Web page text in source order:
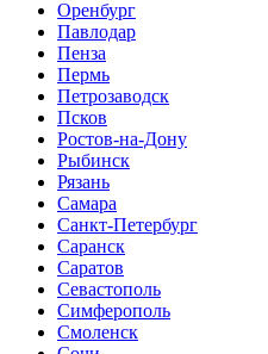
Оренбург
Павлодар
Пенза
Пермь
Петрозаводск
Псков
Ростов-на-Дону
Рыбинск
Рязань
Самара
Санкт-Петербург
Саранск
Саратов
Севастополь
Симферополь
Смоленск